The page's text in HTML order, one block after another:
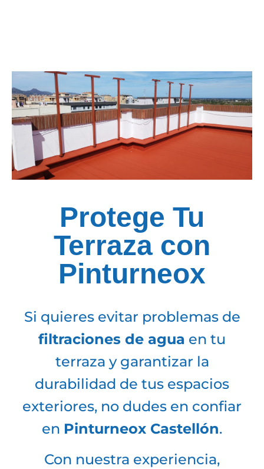
Protege Tu
Terraza con
Pinturneox
Si quieres evitar problemas de
filtraciones de agua en tu
terraza y garantizar la
durabilidad de tus espacios
exteriores, no dudes en confiar
en Pinturneox Castellón.
Con nuestra experiencia,